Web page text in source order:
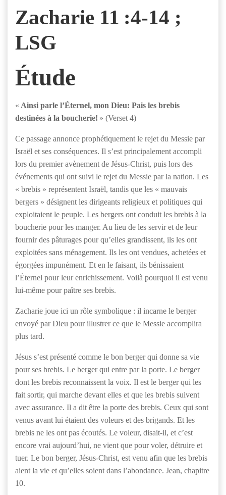
Zacharie 11 :4-14 ;
LSG
Étude
« Ainsi parle l’Éternel, mon Dieu: Pais les brebis
destinées à la boucherie! » (Verset 4)
Ce passage annonce prophétiquement le rejet du Messie par
Israël et ses conséquences. Il s’est principalement accompli
lors du premier avènement de Jésus-Christ, puis lors des
événements qui ont suivi le rejet du Messie par la nation. Les
« brebis » représentent Israël, tandis que les « mauvais
bergers » désignent les dirigeants religieux et politiques qui
exploitaient le peuple. Les bergers ont conduit les brebis à la
boucherie pour les manger. Au lieu de les servir et de leur
fournir des pâturages pour qu’elles grandissent, ils les ont
exploitées sans ménagement. Ils les ont vendues, achetées et
égorgées impunément. Et en le faisant, ils bénissaient
l’Éternel pour leur enrichissement. Voilà pourquoi il est venu
lui-même pour paître ses brebis.
Zacharie joue ici un rôle symbolique : il incarne le berger
envoyé par Dieu pour illustrer ce que le Messie accomplira
plus tard.
Jésus s’est présenté comme le bon berger qui donne sa vie
pour ses brebis. Le berger qui entre par la porte. Le berger
dont les brebis reconnaissent la voix. Il est le berger qui les
fait sortir, qui marche devant elles et que les brebis suivent
avec assurance. Il a dit être la porte des brebis. Ceux qui sont
venus avant lui étaient des voleurs et des brigands. Et les
brebis ne les ont pas écoutés. Le voleur, disait-il, et c’est
encore vrai aujourd’hui, ne vient que pour voler, détruire et
tuer. Le bon berger, Jésus-Christ, est venu afin que les brebis
aient la vie et qu’elles soient dans l’abondance. Jean, chapitre
10.